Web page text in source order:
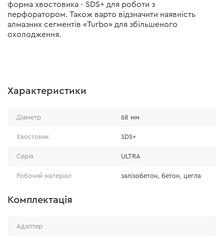
форма хвостовика - SDS+ для роботи з
перфоратором. Також варто відзначити наявність
алмазних сегментів «Turbo» для збільшеного
охолодження.
Характеристики
Діаметр 68 мм
Хвостовик SDS+
Серія ULTRA
Робочий матеріал залізобетон, бетон, цегла
Комплектація
Адаптер